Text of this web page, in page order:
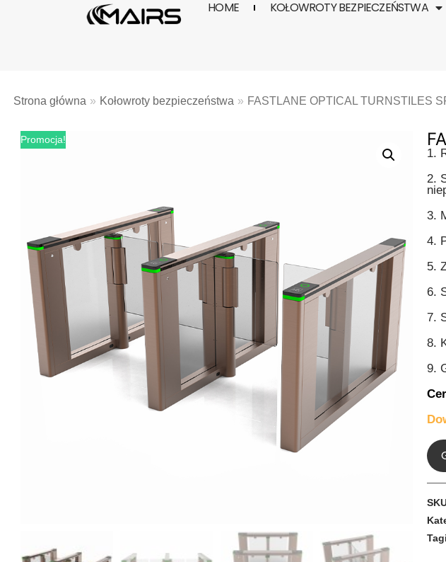
HOME KOŁOWROTY BEZPIECZEŃSTWA
Strona główna » Kołowroty bezpieczeństwa » FASTLANE OPTICAL TURNSTILES
Promocja!
1.
2.
3.
4.
5.
6.
7.
8.
9.
Tagi